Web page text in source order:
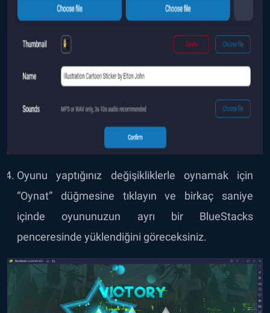
Oyunu yaptığınız değişikliklerle oynamak için
“Oynat” düğmesine tıklayın ve birkaç saniye
içinde oyununuzun ayrı bir BlueStacks
penceresinde yüklendiğini göreceksiniz.